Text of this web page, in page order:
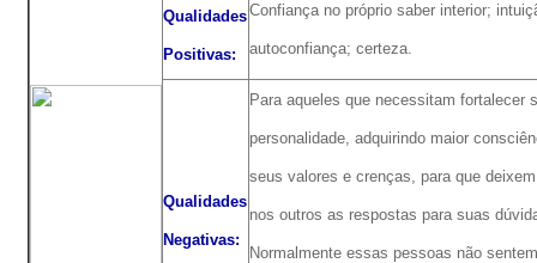
Qualidades
Positivas:
Confiança no próprio saber interior;
autoconfiança; certeza.
Qualidades
Negativas:
Para aqueles que necessitam fortalecer
personalidade, adquirindo maior
seus valores e crenças, para que
nos outros as respostas para suas
Normalmente essas pessoas não sentem